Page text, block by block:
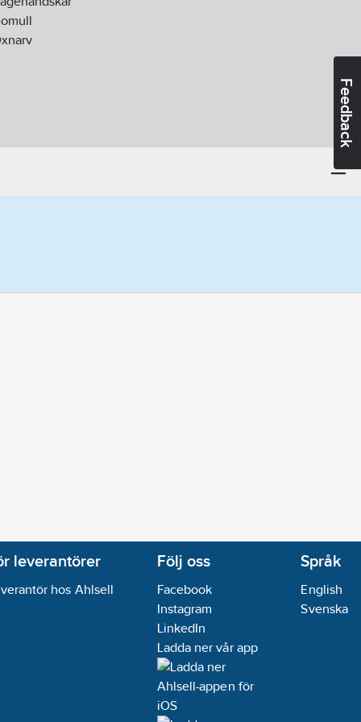
Feedback
leverantörer
hos Ahlsell
Följ oss
Facebook
Instagram
LinkedIn
Ladda ner vår app
Språk
English
Svenska